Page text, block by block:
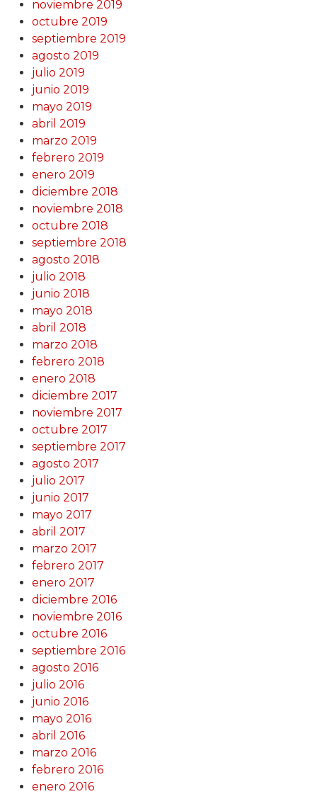
noviembre 2019
octubre 2019
septiembre 2019
agosto 2019
julio 2019
junio 2019
mayo 2019
abril 2019
marzo 2019
febrero 2019
enero 2019
diciembre 2018
noviembre 2018
octubre 2018
septiembre 2018
agosto 2018
julio 2018
junio 2018
mayo 2018
abril 2018
marzo 2018
febrero 2018
enero 2018
diciembre 2017
noviembre 2017
octubre 2017
septiembre 2017
agosto 2017
julio 2017
junio 2017
mayo 2017
abril 2017
marzo 2017
febrero 2017
enero 2017
diciembre 2016
noviembre 2016
octubre 2016
septiembre 2016
agosto 2016
julio 2016
junio 2016
mayo 2016
abril 2016
marzo 2016
febrero 2016
enero 2016